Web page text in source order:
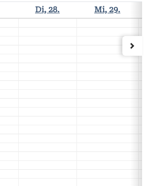
Di, 28. Mi, 29.